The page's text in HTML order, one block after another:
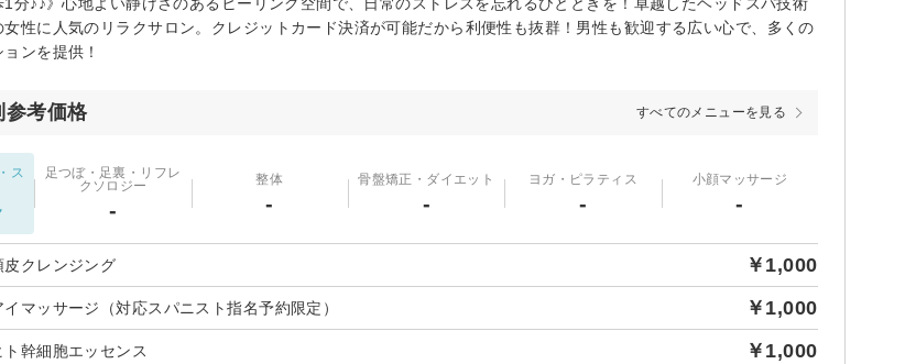
女性に人気のリラクサロン。クレジットカード決済が可能だから利便性も抜群！男性も歓迎する広い心で、多くの
ンを提供！
参考価格 すべてのメニューを見る
ス
足つぼ・足裏・リフレ
クソロジー
-
整体
-
骨盤矯正・ダイエット
-
ヨガ・ピラティス
-
小顔マッサージ
-
皮クレンジング ￥1,000
イマッサージ（対応スパニスト指名予約限定） ￥1,000
ト幹細胞エッセンス ￥1,000